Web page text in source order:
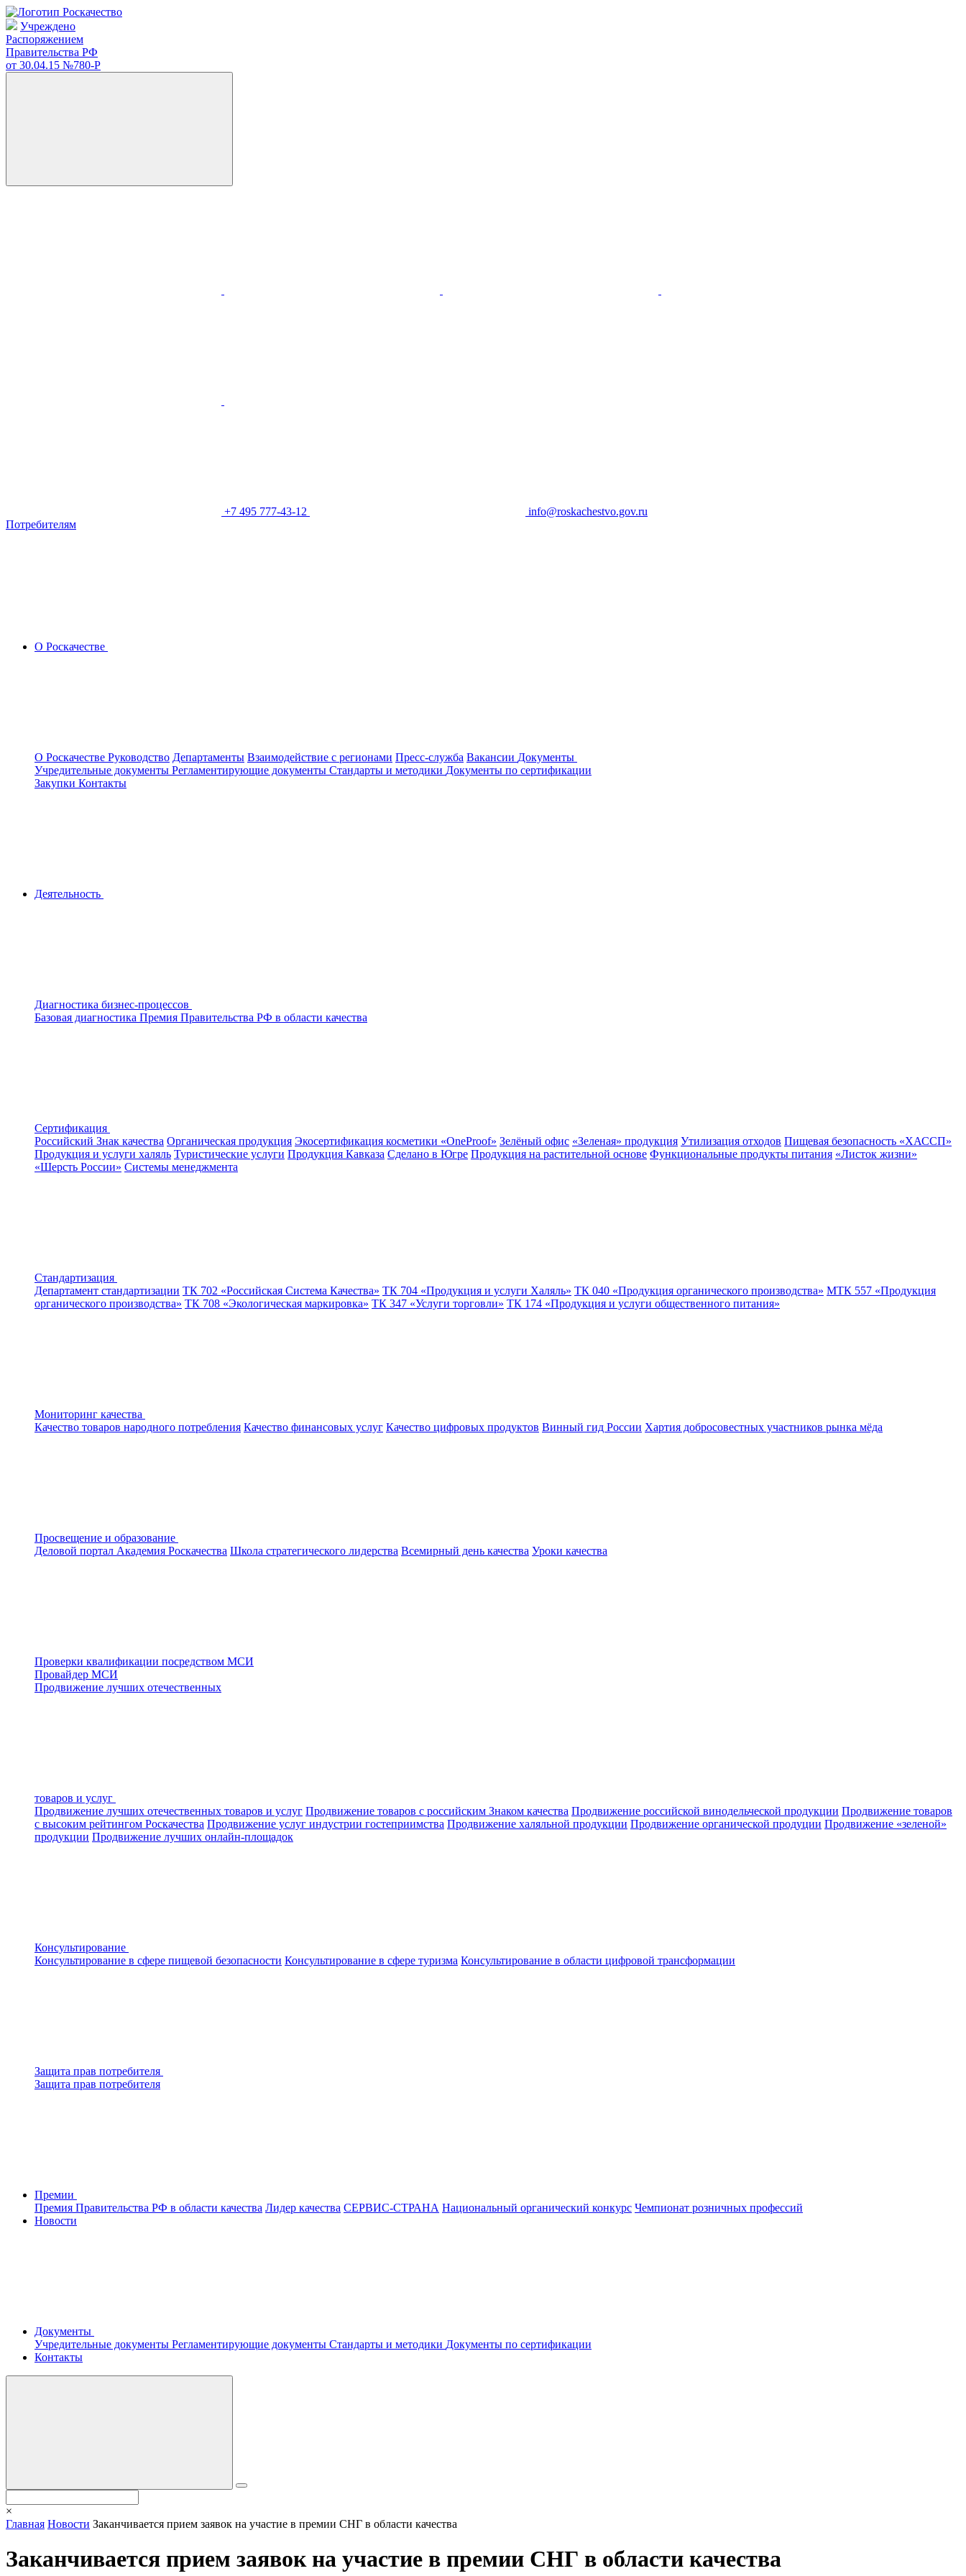
Учреждено
Распоряжением
Правительства РФ
от 30.04.15 №780-Р
+7 495 777-43-12
info@roskachestvo.gov.ru
Потребителям
О Роскачестве
О Роскачестве Руководство Департаменты Взаимодействие с регионами Пресс-служба Вакансии Документы
Учредительные документы Регламентирующие документы Стандарты и методики Документы по сертификации
Закупки Контакты
Деятельность
Диагностика бизнес-процессов
Базовая диагностика Премия Правительства РФ в области качества
Сертификация
Российский Знак качества Органическая продукция Экосертификация косметики «OneProof» Зелёный офис «Зеленая» продукция Утилизация отходов Пищевая безопасность «ХАССП»
Продукция и услуги халяль Туристические услуги Продукция Кавказа Сделано в Югре Продукция на растительной основе Функциональные продукты питания «Листок жизни»
«Шерсть России» Системы менеджмента
Стандартизация
Департамент стандартизации ТК 702 «Российская Система Качества» ТК 704 «Продукция и услуги Халяль» ТК 040 «Продукция органического производства» МТК 557 «Продукция
органического производства» ТК 708 «Экологическая маркировка» ТК 347 «Услуги торговли» ТК 174 «Продукция и услуги общественного питания»
Мониторинг качества
Качество товаров народного потребления Качество финансовых услуг Качество цифровых продуктов Винный гид России Хартия добросовестных участников рынка мёда
Просвещение и образование
Деловой портал Академия Роскачества Школа стратегического лидерства Всемирный день качества Уроки качества
Проверки квалификации посредством МСИ
Провайдер МСИ
Продвижение лучших отечественных
товаров и услуг
Продвижение лучших отечественных товаров и услуг Продвижение товаров с российским Знаком качества Продвижение российской винодельческой продукции Продвижение товаров
с высоким рейтингом Роскачества Продвижение услуг индустрии гостеприимства Продвижение халяльной продукции Продвижение органической продуции Продвижение «зеленой»
продукции Продвижение лучших онлайн-площадок
Консультирование
Консультирование в сфере пищевой безопасности Консультирование в сфере туризма Консультирование в области цифровой трансформации
Защита прав потребителя
Защита прав потребителя
Премии
Премия Правительства РФ в области качества Лидер качества СЕРВИС-СТРАНА Национальный органический конкурс Чемпионат розничных профессий
Новости
Документы
Учредительные документы Регламентирующие документы Стандарты и методики Документы по сертификации
Контакты
×
Главная Новости Заканчивается прием заявок на участие в премии СНГ в области качества
Заканчивается прием заявок на участие в премии СНГ в области качества